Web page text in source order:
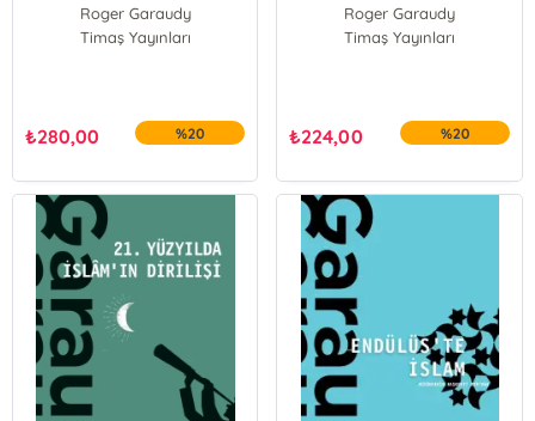
Roger Garaudy
Timaş Yayınları
₺280,00 %20
Roger Garaudy
Timaş Yayınları
₺224,00 %20